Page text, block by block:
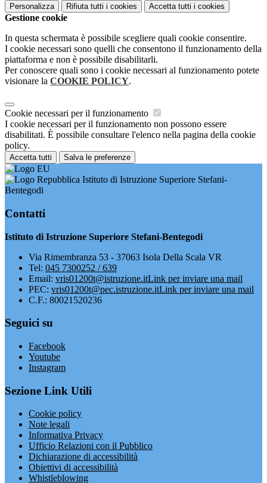
Personalizza Rifiuta tutti i cookies Accetta tutti i cookies
Gestione cookie
In questa schermata è possibile scegliere quali cookie consentire.
I cookie necessari sono quelli che consentono il funzionamento della
piattaforma e non è possibile disabilitarli.
Per conoscere quali sono i cookie necessari al funzionamento potete
visionare la COOKIE POLICY.
Cookie necessari per il funzionamento
I cookie necessari per il funzionamento non possono essere
disabilitati. È possibile consultare l'elenco nella pagina della cookie
policy.
Accetta tutti Salva le preferenze
Istituto di Istruzione Superiore Stefani-
Bentegodi
Contatti
Istituto di Istruzione Superiore Stefani-Bentegodi
Via Rimembranza 53 - 37063 Isola Della Scala VR
Tel: 045 7300252 / 639
Email: vris01200t@istruzione.itLink per inviare una mail
PEC: vris01200t@pec.istruzione.itLink per inviare una mail
C.F.: 80021520236
Seguici su
Facebook
Youtube
Instagram
Sezione Link Utili
Cookie policy
Note legali
Informativa Privacy
Ufficio Relazioni con il Pubblico
Dichiarazione di accessibilità
Obiettivi di accessibilità
Whistleblowing